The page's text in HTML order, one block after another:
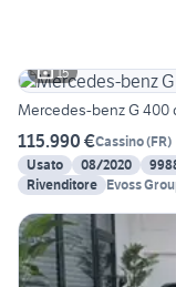
15
Mercedes-benz G 400
115.990 €Cassino(FR)
Usato
08/2020
Rivenditore Evoss